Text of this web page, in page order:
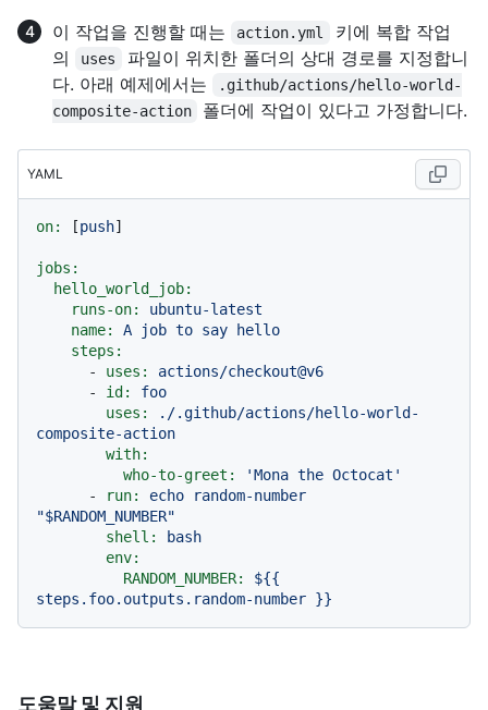
이 작업을 진행할 때는
action.yml
키에 복합 작업
의
uses
파일이 위치한 폴더의 상대 경로를 지정합니
다. 아래 예제에서는
.github/actions/hello-world-
composite-action
폴더에 작업이 있다고 가정합니다.
YAML
on: [push]
jobs:
hello_world_job:
runs-on:
ubuntu-latest
name:
A job to say
hello
steps:
-
uses:
actions/checkout@v6
-
id:
foo
uses:
./.github/actions/hello-world-
composite-action
with:
who-to-greet:
'Mona the Octocat'
-
run: echo
random-number
"$RANDOM_NUMBER"
shell:
bash
env:
RANDOM_NUMBER:
${{
steps.foo.outputs.random-number }}
도움말 및 지원